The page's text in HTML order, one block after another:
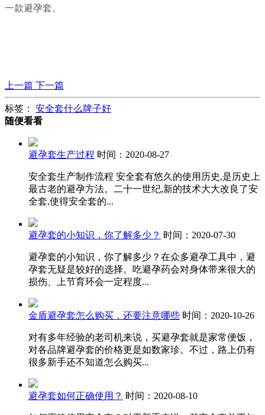
一款避孕套。
上一篇 下一篇
标签： 安全套什么牌子好
随便看看
避孕套生产过程 时间：2020-08-27
安全套生产制作流程 安全套有悠久的使用历史,是历史上
最古老的避孕方法。二十一世纪,新的技术大大改良了安
全套,使得安全套的...
避孕套的小知识，你了解多少？ 时间：2020-07-30
避孕套的小知识，你了解多少？在众多避孕工具中，避
孕套无疑是较好的选择。吃避孕药会对身体带来很大的
损伤、上节育环会一定程度...
金盾避孕套怎么购买，还要注意哪些 时间：2020-10-26
对有多年经验的老司机来说，买避孕套就是家常便饭，
对各品牌避孕套的价格更是如数家珍。不过，路上仍有
很多新手还不知道怎么购买...
避孕套如何正确使用？ 时间：2020-08-10